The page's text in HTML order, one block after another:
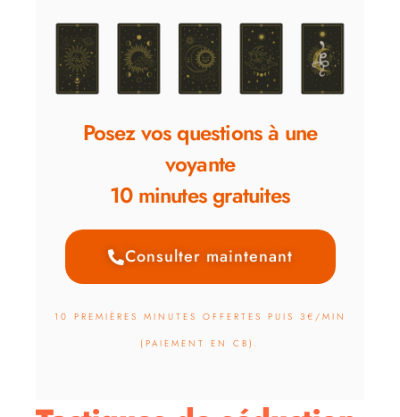
Posez vos questions à une
voyante
10 minutes gratuites
Consulter maintenant
10 PREMIÈRES MINUTES OFFERTES PUIS 3€/MIN
(PAIEMENT EN CB).